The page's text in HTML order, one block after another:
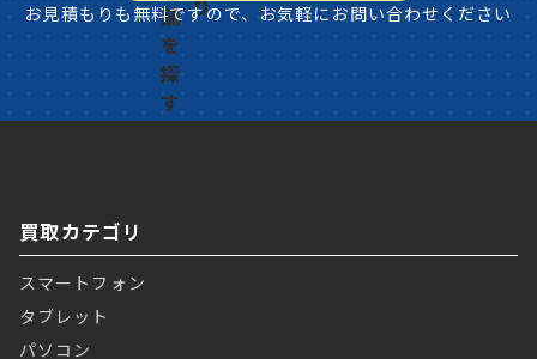
お見積もりも無料ですので、お気軽にお問い合わせください
買取カテゴリ
スマートフォン
タブレット
パソコン